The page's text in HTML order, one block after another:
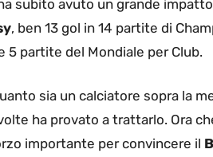
subito avuto un grande
, ben 13 gol in 14 partite di
5 partite del Mondiale per Club.
sia un calciatore sopra la
ha provato a trattarlo. Ora
importante per convincere il